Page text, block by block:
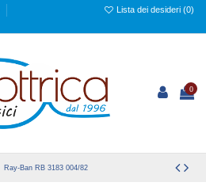
Lista dei desideri (0)
0
Ray-Ban RB 3183 004/82